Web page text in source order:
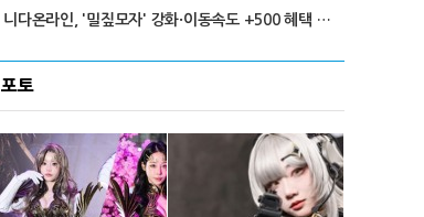
니다온라인, '밀짚모자' 강화·이동속도 +500 혜택 이벤트 진행
포토